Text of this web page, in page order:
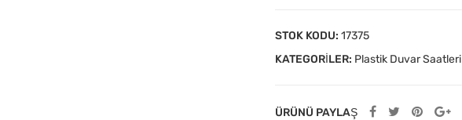
STOK KODU: 17375
KATEGORILER: Plastik Duvar Saatleri
ÜRÜNÜ PAYLAŞ